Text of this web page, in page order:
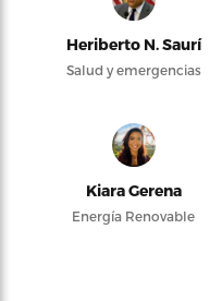
Heriberto N. Saurí
Salud y emergencias
Kiara Gerena
Energía Renovable